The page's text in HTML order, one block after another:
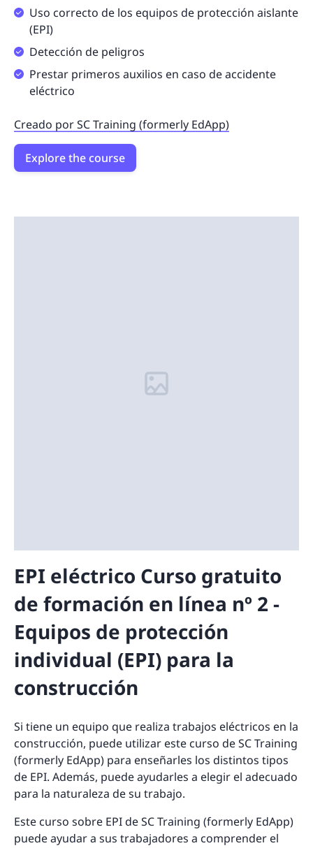
Uso correcto de los equipos de protección aislante
(EPI)
Detección de peligros
Prestar primeros auxilios en caso de accidente
eléctrico
Creado por SC Training (formerly EdApp)
Explore the course
EPI eléctrico Curso gratuito
de formación en línea nº 2 -
Equipos de protección
individual (EPI) para la
construcción
Si tiene un equipo que realiza trabajos eléctricos en la
construcción, puede utilizar este curso de SC Training
(formerly EdApp) para enseñarles los distintos tipos
de EPI. Además, puede ayudarles a elegir el adecuado
para la naturaleza de su trabajo.
Este curso sobre EPI de SC Training (formerly EdApp)
puede ayudar a sus trabajadores a comprender el